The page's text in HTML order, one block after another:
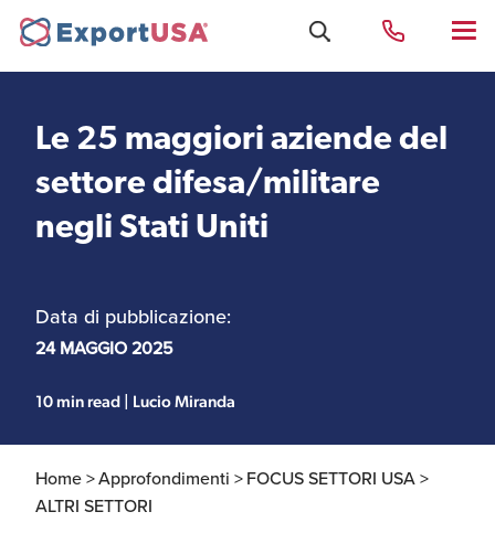
Uffici e Team Exportusa
di Rimini
ExportUSA a Bruxelles
Perchè gli Stati Uniti
d'America
Fiscali
Visti USA
Le 25 maggiori aziende del
settore difesa/militare
negli Stati Uniti
Data di pubblicazione:
24 MAGGIO 2025
10 min read | Lucio Miranda
Home >Approfondimenti >FOCUS SETTORI USA >
ALTRI SETTORI